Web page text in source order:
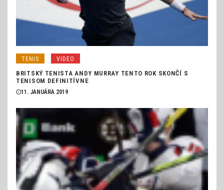
TENIS VIDEO
BRITSKÝ TENISTA ANDY MURRAY TENTO ROK SKONČÍ S
TENISOM DEFINITÍVNE
11. JANUÁRA 2019